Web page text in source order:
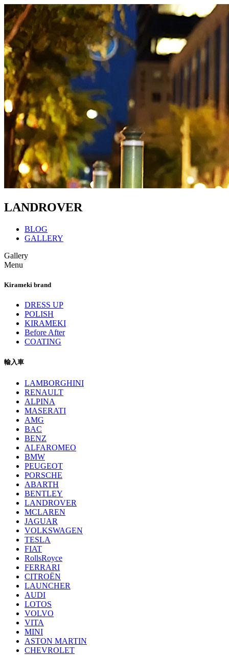
LANDROVER
BLOG
GALLERY
Gallery
Menu
Kirameki brand
DRESS UP
POLISH
KIRAMEKI
Before After
COATING
輸入車
LAMBORGHINI
RENAULT
ALPINA
MASERATI
AMG
BAC
BENZ
ALFAROMEO
BMW
PEUGEOT
PORSCHE
ABARTH
BENTLEY
LANDROVER
MCLAREN
JAGUAR
VOLKSWAGEN
TESLA
FIAT
RollsRoyce
FERRARI
CITROËN
LAUNCHER
AUDI
LOTOS
VOLVO
VITA
MINI
ASTON MARTIN
CHEVROLET